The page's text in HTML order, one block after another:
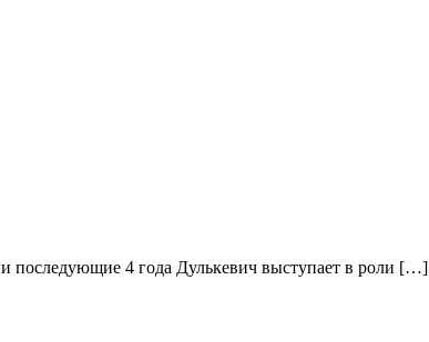
и последующие 4 года Дулькевич выступает в роли […]